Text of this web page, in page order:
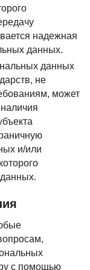
надежная
данных.
данных
не
может
и/или
с помощью